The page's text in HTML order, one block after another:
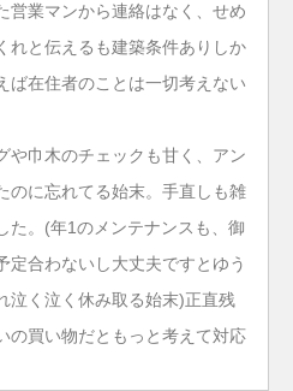
営業マンから連絡はなく、せめ
れと伝えるも建築条件ありしか
ば在住者のことは一切考えない
や巾木のチェックも甘く、アン
のに忘れてる始末。手直しも雑
た。(年1のメンテナンスも、御
定合わないし大丈夫ですとゆう
泣く泣く休み取る始末)正直残
の買い物だともっと考えて対応